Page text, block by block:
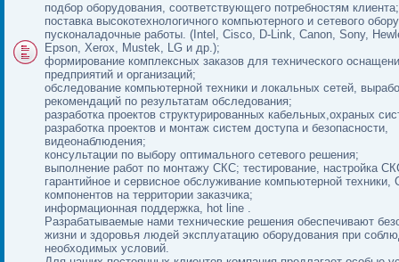
подбор оборудования, соответствующего потребностям клиента;
поставка высокотехнологичного компьютерного и сетевого
пусконаладочные работы. (Intel, Cisco, D-Link, Canon, Sony,
Epson, Xerox, Mustek, LG и др.);
формирование комплексных заказов для технического
предприятий и организаций;
обследование компьютерной техники и локальных сетей,
рекомендаций по результатам обследования;
разработка проектов структурированных кабельных,охраных
разработка проектов и монтаж систем доступа и безопасности,
видеонаблюдения;
консультации по выбору оптимального сетевого решения;
выполнение работ по монтажу СКС; тестирование, настройка
гарантийное и сервисное обслуживание компьютерной техники,
компонентов на территории заказчика;
информационная поддержка, hot line .
Разрабатываемые нами технические решения обеспечивают
жизни и здоровья людей эксплуатацию оборудования при
необходимых условий.